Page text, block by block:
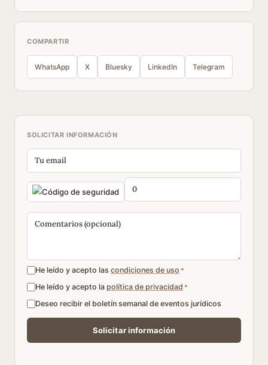
COMPARTIR
WhatsApp X Bluesky LinkedIn Telegram
SOLICITAR INFORMACIÓN
He leído y acepto las condiciones de uso *
He leído y acepto la política de privacidad *
Deseo recibir el boletín semanal de eventos jurídicos